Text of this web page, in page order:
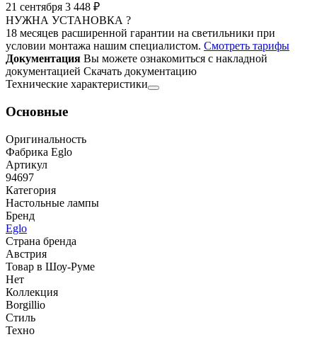
21 сентября 3 448 ₽
НУЖНА УСТАНОВКА ?
18 месяцев расширенной гарантии на светильники при
условии монтажа нашим специалистом. Смотреть тарифы
Документация Вы можете ознакомиться с накладной
документацией Скачать документацию
Технические характеристики
Основные
Оригинальность
Фабрика Eglo
Артикул
94697
Категория
Настольные лампы
Бренд
Eglo
Страна бренда
Австрия
Товар в Шоу-Руме
Нет
Коллекция
Borgillio
Стиль
Техно